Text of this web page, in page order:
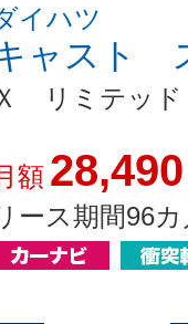
イハツ
ャスト
リミテッ
額 28,490
ース期間96